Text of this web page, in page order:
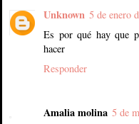
Unknown 5 de enero
Es por qué hay que
hacer
Responder
Amalia molina 5 de